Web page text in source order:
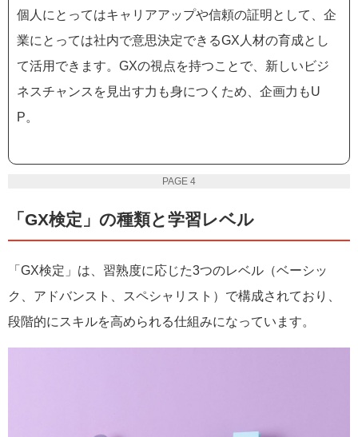
個人にとってはキャリアアップや信頼の証明として、企
業にとっては社内で意思決定できるGX人材の育成とし
て活用できます。GXの視点を持つことで、新しいビジ
ネスチャンスを見出す力も身につくため、企画力もU
P。
PAGE 4
「GX検定」の種類と学習レベル
「GX検定」は、習熟度に応じた3つのレベル（ベーシッ
ク、アドバンスト、スペシャリスト）で構成されており、
段階的にスキルを高められる仕組みになっています。